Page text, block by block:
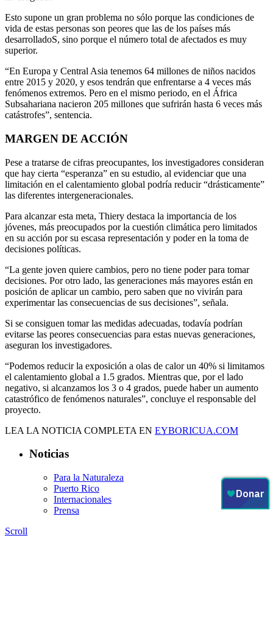
Esto supone un gran problema no sólo porque las condiciones de
vida de estas personas son peores que las de los países más
desarrolladoS, sino porque el número total de afectados es muy
superior.
“En Europa y Central Asia tenemos 64 millones de niños nacidos
entre 2015 y 2020, y esos tendrán que enfrentarse a 4 veces más
fenómenos extremos. Pero en el mismo periodo, en el África
Subsahariana nacieron 205 millones que sufrirán hasta 6 veces más
catástrofes”, sentencia.
MARGEN DE ACCIÓN
Pese a tratarse de cifras preocupantes, los investigadores consideran
que hay cierta “esperanza” en su estudio, al evidenciar que una
limitación en el calentamiento global podría reducir “drásticamente”
las diferentes intergeneracionales.
Para alcanzar esta meta, Thiery destaca la importancia de los
jóvenes, más preocupados por la cuestión climática pero limitados
en su acción por su escasa representación y poder en la toma de
decisiones políticas.
“La gente joven quiere cambios, pero no tiene poder para tomar
decisiones. Por otro lado, las generaciones más mayores están en
posición de aplicar un cambio, pero saben que no vivirán para
experimentar las consecuencias de sus decisiones”, señala.
Si se consiguen tomar las medidas adecuadas, todavía podrían
evitarse las peores consecuencias para estas nuevas generaciones,
aseguran los investigadores.
“Podemos reducir la exposición a olas de calor un 40% si limitamos
el calentamiento global a 1.5 grados. Mientras que, por el lado
negativo, si alcanzamos los 3 o 4 grados, puede haber un aumento
catastrófico de fenómenos naturales”, concluye el responsable del
proyecto.
LEA LA NOTICIA COMPLETA EN EYBORICUA.COM
Noticias
Para la Naturaleza
Puerto Rico
Internacionales
Prensa
Scroll